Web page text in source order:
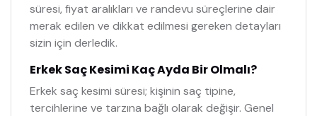
süresi, fiyat aralıkları ve randevu süreçlerine dair
merak edilen ve dikkat edilmesi gereken detayları
sizin için derledik.
Erkek Saç Kesimi Kaç Ayda Bir Olmalı?
Erkek saç kesimi süresi; kişinin saç tipine,
tercihlerine ve tarzına bağlı olarak değişir. Genel